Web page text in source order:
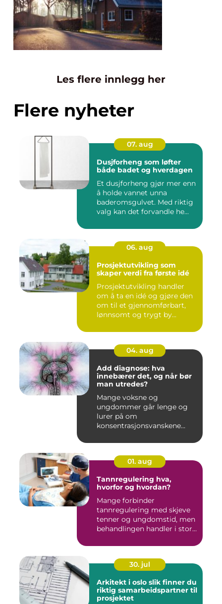
Les flere innlegg her
Flere nyheter
07. aug
Dusjforheng som løfter
både badet og hverdagen
Et dusjforheng gjør mer enn
å holde vannet unna
baderomsgulvet. Med riktig
valg kan det forvandle he...
06. aug
Prosjektutvikling som
skaper verdi fra første idé
Prosjektutvikling handler
om å ta en idé og gjøre den
om til et gjennomførbart,
lønnsomt og trygt by...
04. aug
Add diagnose: hva
innebærer det, og når bør
man utredes?
Mange voksne og
ungdommer går lenge og
lurer på om
konsentrasjonsvanskene
01. aug
Tannregulering hva,
hvorfor og hvordan?
Mange forbinder
tannregulering med skjeve
tenner og ungdomstid, men
behandlingen handler i stor
30. jul
Arkitekt i oslo slik finner du
riktig samarbeidspartner til
prosjektet